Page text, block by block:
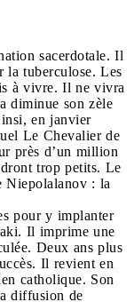
sacerdotale. Il
la tuberculose. Les
à vivre. Il ne vivra
diminue son zèle
en janvier
Le Chevalier de
près d’un million
trop petits. Le
Niepolalanov : la
pour y implanter
Il imprime une
Deux ans plus
Il revient en
catholique. Son
diffusion de